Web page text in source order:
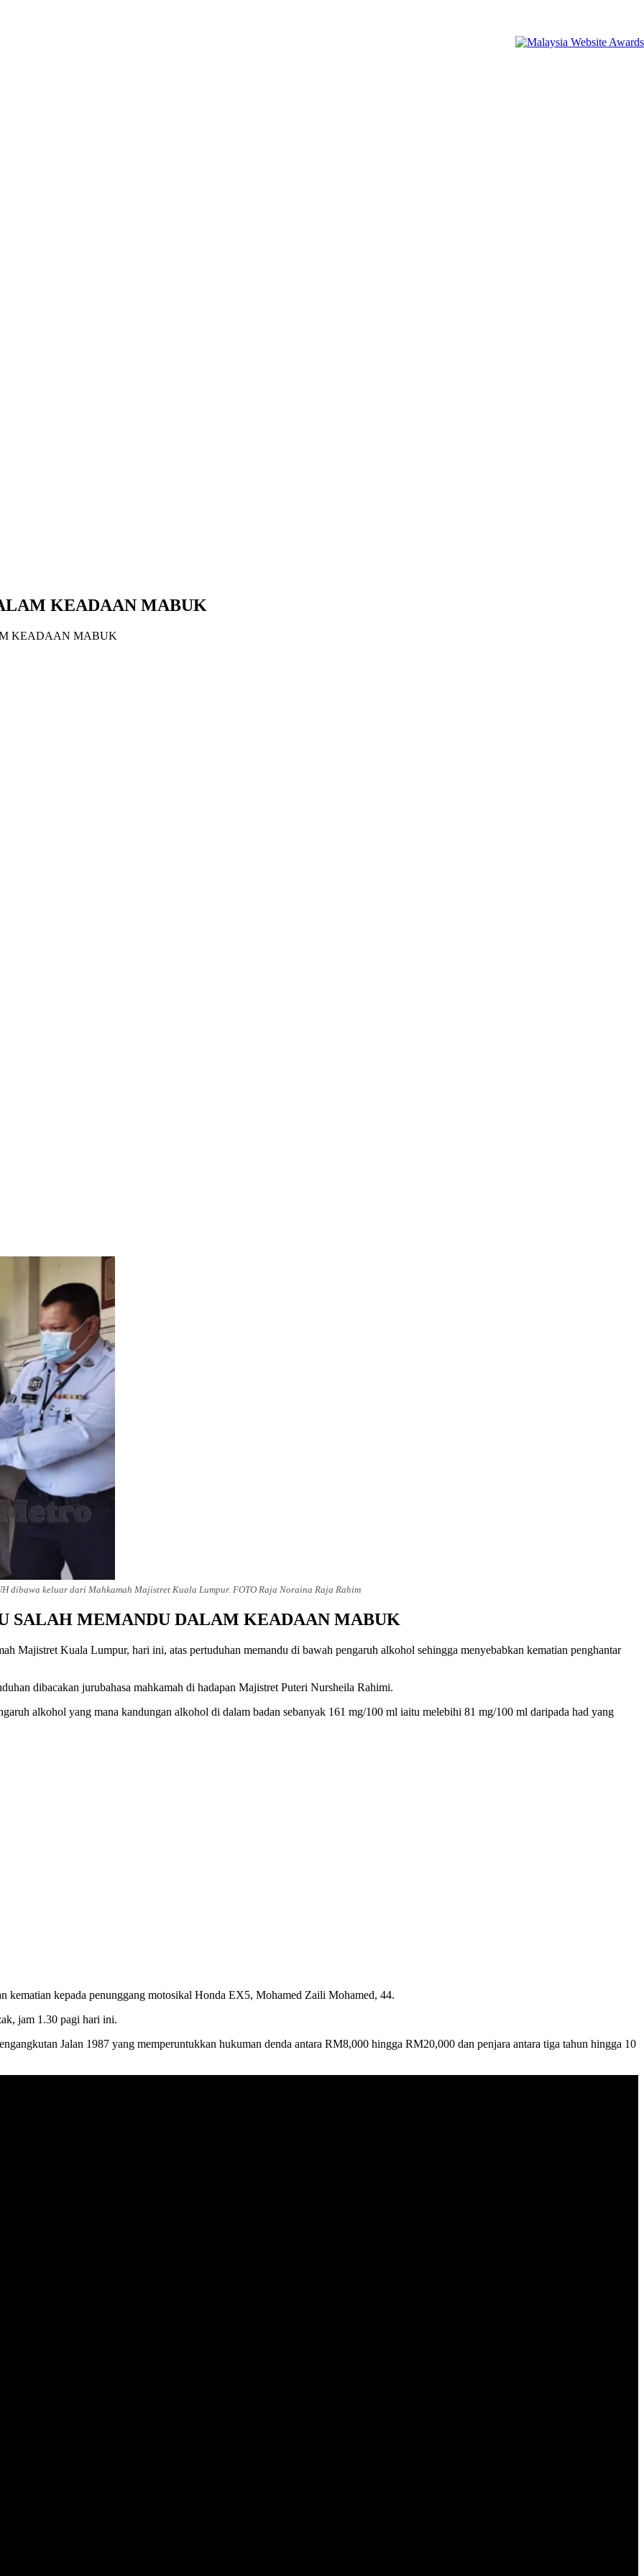
KEADAAN MABUK
KEADAAN MABUK
dibawa keluar dari Mahkamah Majistret Kuala Lumpur. FOTO Raja Noraina Raja Rahim
SALAH MEMANDU DALAM KEADAAN MABUK
Majistret Kuala Lumpur, hari ini, atas pertuduhan memandu di bawah pengaruh alkohol sehingga menyebabkan kematian penghantar
dibacakan jurubahasa mahkamah di hadapan Majistret Puteri Nursheila Rahimi.
alkohol yang mana kandungan alkohol di dalam badan sebanyak 161 mg/100 ml iaitu melebihi 81 mg/100 ml daripada had yang
kematian kepada penunggang motosikal Honda EX5, Mohamed Zaili Mohamed, 44.
jam 1.30 pagi hari ini.
Jalan 1987 yang memperuntukkan hukuman denda antara RM8,000 hingga RM20,000 dan penjara antara tiga tahun hingga 10